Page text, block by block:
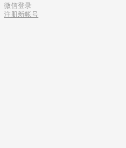
微信登录
注册新帐号